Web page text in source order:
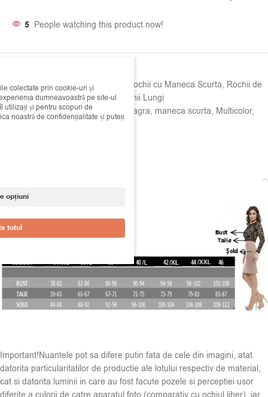
5 People watching this product now!
Categorii: Rochii, Rochii Casual Rochii cu Maneca Scurta, Rochii de
Primavara - Vara, Rochii de zi, Rochii Lungi
Etichete: cu Print, floral, Lorina Neagra, maneca scurta, Multicolor,
Rochie Lunga
Important!Nuantele pot sa difere putin fata de cele din imagini, atat
datorita particularitatilor de productie ale lotului respectiv de material,
cat si datorita luminii in care au fost facute pozele si perceptiei usor
diferite a culorii de catre aparatul foto (comparativ cu ochiul liber), iar
colectate prin cookie-uri și
dumneavoastră pe site-ul
utilizați și pentru scopuri de
noastră de confidențialitate și puteți
opțiuni
totul